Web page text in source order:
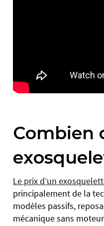
Combien
Le prix d’un
principalement de la
modèles passifs,
mécanique sans